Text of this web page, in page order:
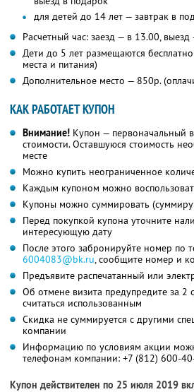
для детей до 14 лет — завтрак в
Расчетный час: заезд — в 13.00,
Дети до 5 лет размещаются
места и питания)
Дополнительное место — 850р.
КАК РАБОТАЕТ КУПОН
Внимание! Купон — первоначальный
стоимости. Оставшуюся стоимость
месте
Можно купить неограниченное
Каждым купоном можно
Купоны можно суммировать
Перед покупкой купона уточните
интересующую дату
После этого забронируйте номер по
6004083@bk.ru, сообщите номер и
Предъявите распечатанный или
Об отмене визита предупредите за 2
считаться использованным
Скидка не суммируется с другими
компании
Информацию по условиям акции
телефонам компании: +7 (812) 600-
Купон действителен по 25 июля 2019